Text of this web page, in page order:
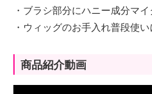
・ブラシ部分にハニー成分マ
・ウィッグのお手入れ普段使
商品紹介動画